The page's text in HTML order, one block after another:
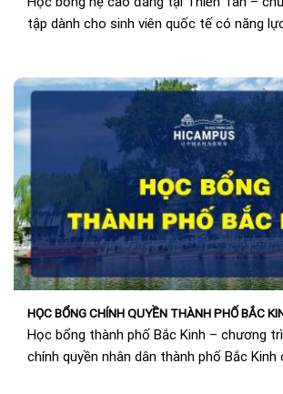
tập dành cho sinh viên quốc tế có năng
HỌC BỔNG CHÍNH QUYỀN THÀNH PHỐ BẮC
Học bổng thành phố Bắc Kinh – chương
chính quyền nhân dân thành phố Bắc Kinh